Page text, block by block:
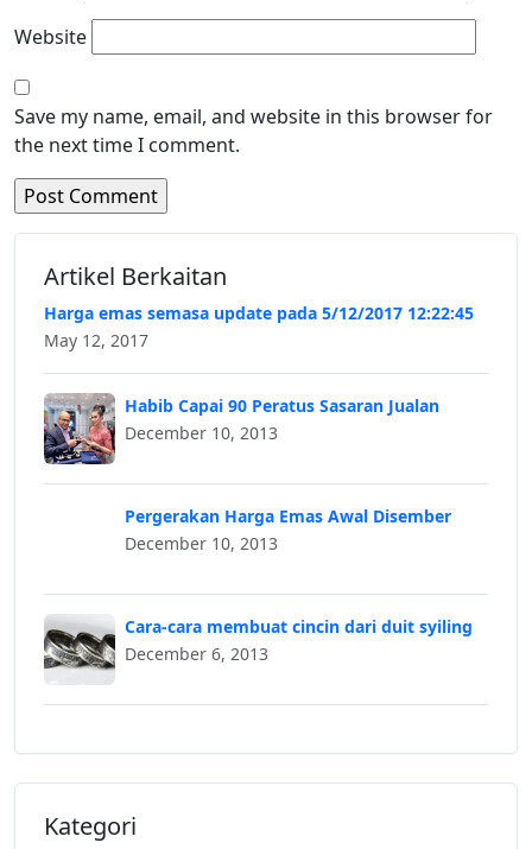
Website
Save my name, email, and website in this browser for
the next time I comment.
Artikel Berkaitan
Harga emas semasa update pada 5/12/2017 12:22:45
May 12, 2017
Habib Capai 90 Peratus Sasaran Jualan
December 10, 2013
Pergerakan Harga Emas Awal Disember
December 10, 2013
Cara-cara membuat cincin dari duit syiling
December 6, 2013
Kategori